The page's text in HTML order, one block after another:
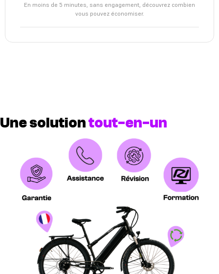
En moins de 5 minutes, sans engagement, découvrez combien
vous pouvez économiser.
Une solutiontout-en-un